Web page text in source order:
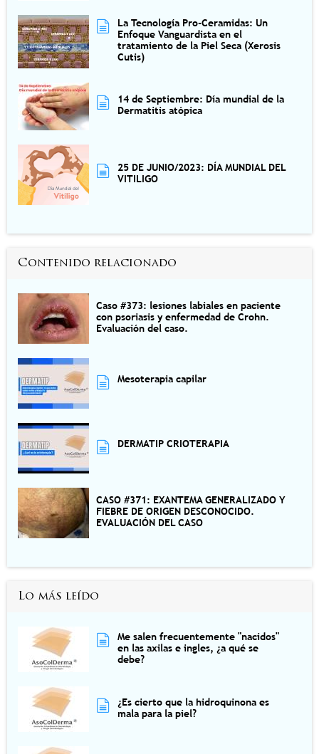
La Tecnología Pro-Ceramidas: Un
Enfoque Vanguardista en el
tratamiento de la Piel Seca (Xerosis
Cutis)
14 de Septiembre: Día mundial de la
Dermatitis atópica
25 DE JUNIO/2023: DÍA MUNDIAL DEL
VITILIGO
Contenido relacionado
Caso #373: lesiones labiales en paciente
con psoriasis y enfermedad de Crohn.
Evaluación del caso.
Mesoterapia capilar
DERMATIP CRIOTERAPIA
CASO #371: EXANTEMA GENERALIZADO Y
FIEBRE DE ORIGEN DESCONOCIDO.
EVALUACIÓN DEL CASO
Lo más leído
Me salen frecuentemente "nacidos"
en las axilas e ingles, ¿a qué se
debe?
¿Es cierto que la hidroquinona es
mala para la piel?